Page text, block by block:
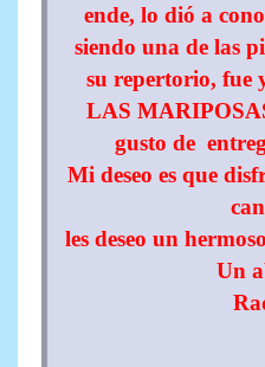
ende, lo dió a
siendo una de las
su repertorio, fue
LAS
gusto de
Mi deseo es que
les deseo un
Un